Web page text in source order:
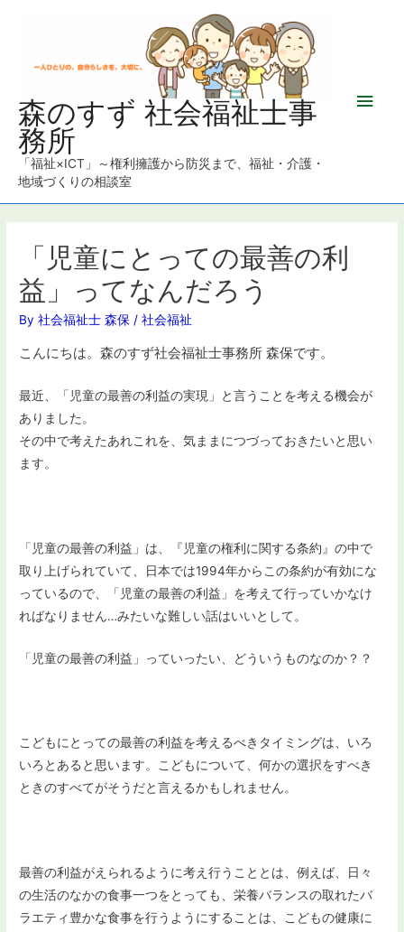
森のすず 社会福祉士事
務所
「福祉×ICT」～権利擁護から防災まで、福祉・介護・
地域づくりの相談室
メ
「児童にとっての最善の利
益」ってなんだろう
By社会福祉士 森保 /社会福祉
こんにちは。森のすず社会福祉士事務所 森保です。
最近、「児童の最善の利益の実現」と言うことを考える機会が
ありました。
その中で考えたあれこれを、気ままにつづっておきたいと思い
ます。
「児童の最善の利益」は、『児童の権利に関する条約』の中で
取り上げられていて、日本では1994年からこの条約が有効にな
っているので、「児童の最善の利益」を考えて行っていかなけ
ればなりません…みたいな難しい話はいいとして。
「児童の最善の利益」っていったい、どういうものなのか？？
こどもにとっての最善の利益を考えるべきタイミングは、いろ
いろとあると思います。こどもについて、何かの選択をすべき
ときのすべてがそうだと言えるかもしれません。
最善の利益がえられるように考え行うこととは、例えば、日々
の生活のなかの食事一つをとっても、栄養バランスの取れたバ
ラエティ豊かな食事を行うようにすることは、こどもの健康に